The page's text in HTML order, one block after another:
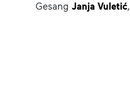
Gesang Janja Vuletić,